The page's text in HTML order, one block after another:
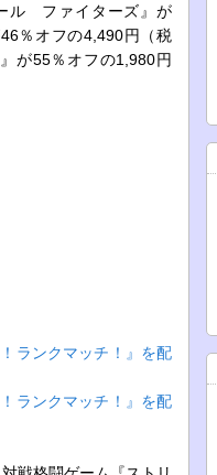
ル ファイターズ』が
％オフの4,490円（税
が55％オフの1,980円
ランクマッチ！』を配
ランクマッチ！』を配